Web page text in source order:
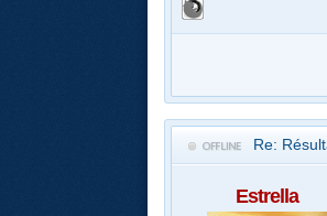
Re:
Estrella